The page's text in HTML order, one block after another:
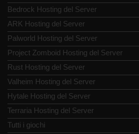
Bedrock Hosting del Server
ARK Hosting del Server
Palworld Hosting del Server
Project Zomboid Hosting del Server
Rust Hosting del Server
Valheim Hosting del Server
Hytale Hosting del Server
Terraria Hosting del Server
Tutti i giochi